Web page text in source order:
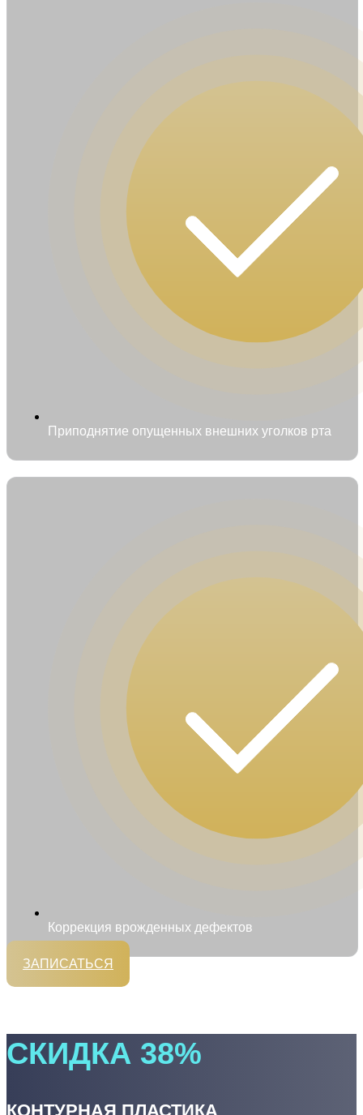
Приподнятие опущенных внешних уголков рта
Коррекция врожденных дефектов
ЗАПИСАТЬСЯ
Перезвоним
СКИДКА 38%
КОНТУРНАЯ ПЛАСТИКА